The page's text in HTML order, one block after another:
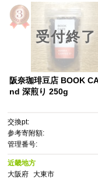
受付終了
阪奈珈琲豆店 BOOK
nd 深煎り 250g
交換pt:
参考寄附額:
管理番号:
近畿地方
大阪府
大東市